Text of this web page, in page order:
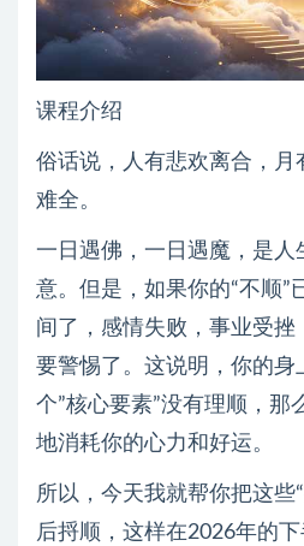
课程介绍
俗话说，人有悲欢离合，月
难全。
一日遇佛，一日遇魔，是人
意。但是，如果你的“不顺”
间了，感情失败，事业受
要警惕了。这说明，你的身
个”核心要素”没有理顺，那
地消耗你的心力和好运。
所以，今天我就帮你把这些
后捋顺，这样在2026年的下